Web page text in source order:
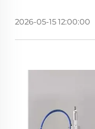
2026-05-15 12:00:00